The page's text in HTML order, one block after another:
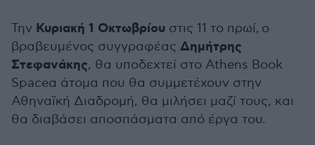
Την Κυριακή 1 Οκτωβρίου στις 11 το πρωί, ο
βραβευμένος συγγραφέας Δημήτρης
Στεφανάκης, θα υποδεχτεί στο Athens Book
Spaceα άτομα που θα συμμετέχουν στην
Αθηναϊκή Διαδρομή, θα μιλήσει μαζί τους, και
θα διαβάσει αποσπάσματα από έργα του.